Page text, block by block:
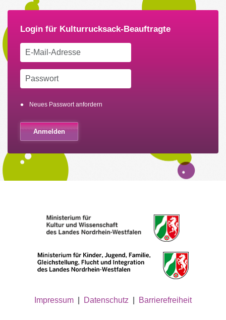
Neues Passwort anfordern
Impressum Datenschutz Barrierefreiheit